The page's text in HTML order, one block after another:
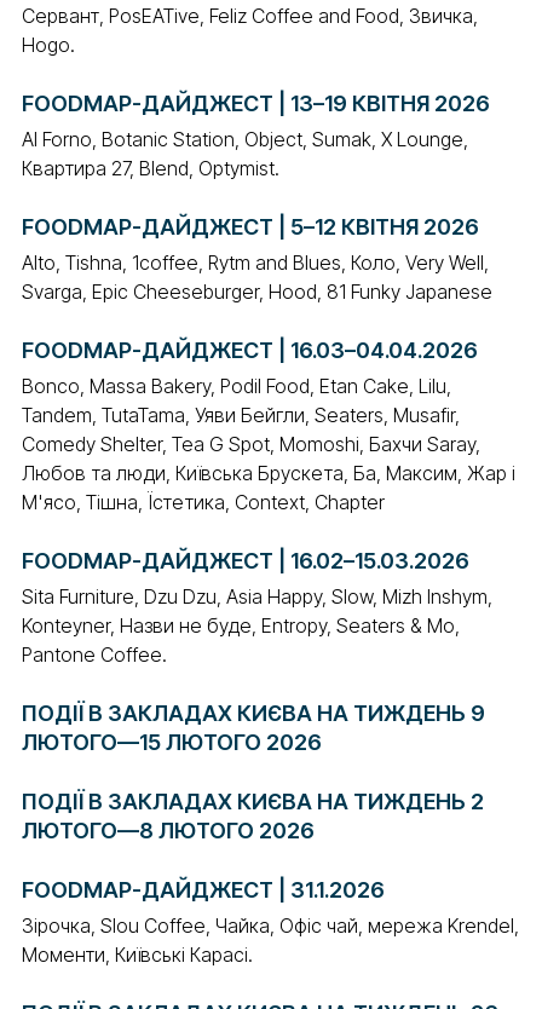
Сервант, PosEATive, Feliz Coffee and Food, Звичка,
Hogo.
FOODMAP-ДАЙДЖЕСТ | 13–19 КВІТНЯ 2026
Al Forno, Botanic Station, Object, Sumak, X Lounge,
Квартира 27, Blend, Optymist.
FOODMAP-ДАЙДЖЕСТ | 5–12 КВІТНЯ 2026
Alto, Tishna, 1coffee, Rytm and Blues, Коло, Very Well,
Svarga, Epic Cheeseburger, Hood, 81 Funky Japanese
FOODMAP-ДАЙДЖЕСТ | 16.03–04.04.2026
Bonco, Massa Bakery, Podil Food, Etan Cake, Lilu,
Tandem, TutaTama, Уяви Бейгли, Seaters, Musafir,
Comedy Shelter, Tea G Spot, Momoshi, Бахчи Saray,
Любов та люди, Київська Брускета, Ба, Максим, Жар і
М'ясо, Тішна, Їстетика, Context, Chapter
FOODMAP-ДАЙДЖЕСТ | 16.02–15.03.2026
Sita Furniture, Dzu Dzu, Asia Happy, Slow, Mizh Inshym,
Konteyner, Назви не буде, Entropy, Seaters & Mo,
Pantone Coffee.
ПОДІЇ В ЗАКЛАДАХ КИЄВА НА ТИЖДЕНЬ 9
ЛЮТОГО—15 ЛЮТОГО 2026
ПОДІЇ В ЗАКЛАДАХ КИЄВА НА ТИЖДЕНЬ 2
ЛЮТОГО—8 ЛЮТОГО 2026
FOODMAP-ДАЙДЖЕСТ | 31.1.2026
Зірочка, Slou Coffee, Чайка, Офіс чай, мережа Krendel,
Моменти, Київські Карасі.